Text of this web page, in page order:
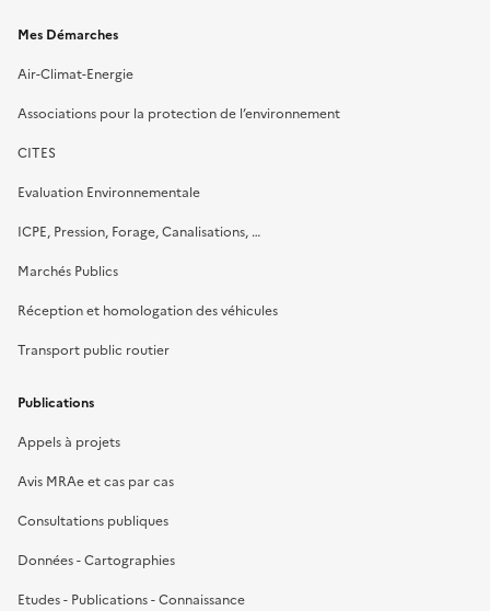
Mes Démarches
Air-Climat-Energie
Associations pour la protection de l’environnement
CITES
Evaluation Environnementale
ICPE, Pression, Forage, Canalisations, …
Marchés Publics
Réception et homologation des véhicules
Transport public routier
Publications
Appels à projets
Avis MRAe et cas par cas
Consultations publiques
Données - Cartographies
Etudes - Publications - Connaissance